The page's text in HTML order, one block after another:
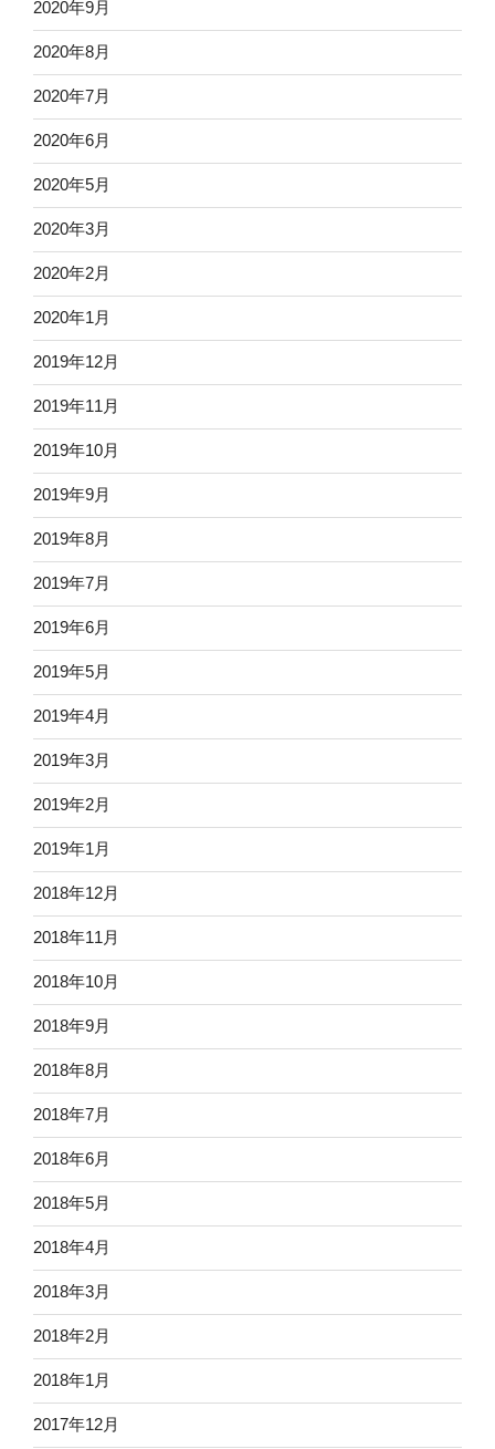
2020年9月
2020年8月
2020年7月
2020年6月
2020年5月
2020年3月
2020年2月
2020年1月
2019年12月
2019年11月
2019年10月
2019年9月
2019年8月
2019年7月
2019年6月
2019年5月
2019年4月
2019年3月
2019年2月
2019年1月
2018年12月
2018年11月
2018年10月
2018年9月
2018年8月
2018年7月
2018年6月
2018年5月
2018年4月
2018年3月
2018年2月
2018年1月
2017年12月